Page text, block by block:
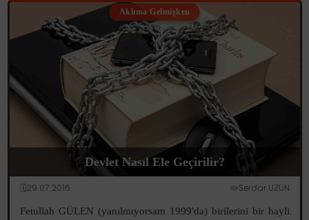
Aklıma Gelmişken
Devlet Nasıl Ele Geçirilir?
🗓️29.07.2016 ✏️Serdar UZUN
Fetullah GÜLEN (yanılmıyorsam 1999'da) birilerini bir hayli